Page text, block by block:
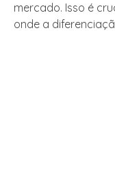
mercado. Isso é
onde a